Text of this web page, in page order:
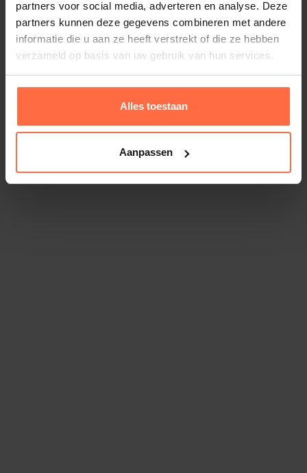
partners voor social media, adverteren en analyse. Deze
partners kunnen deze gegevens combineren met andere
informatie die u aan ze heeft verstrekt of die ze hebben
verzameld op basis van uw gebruik van hun services.
Alles toestaan
Aanpassen